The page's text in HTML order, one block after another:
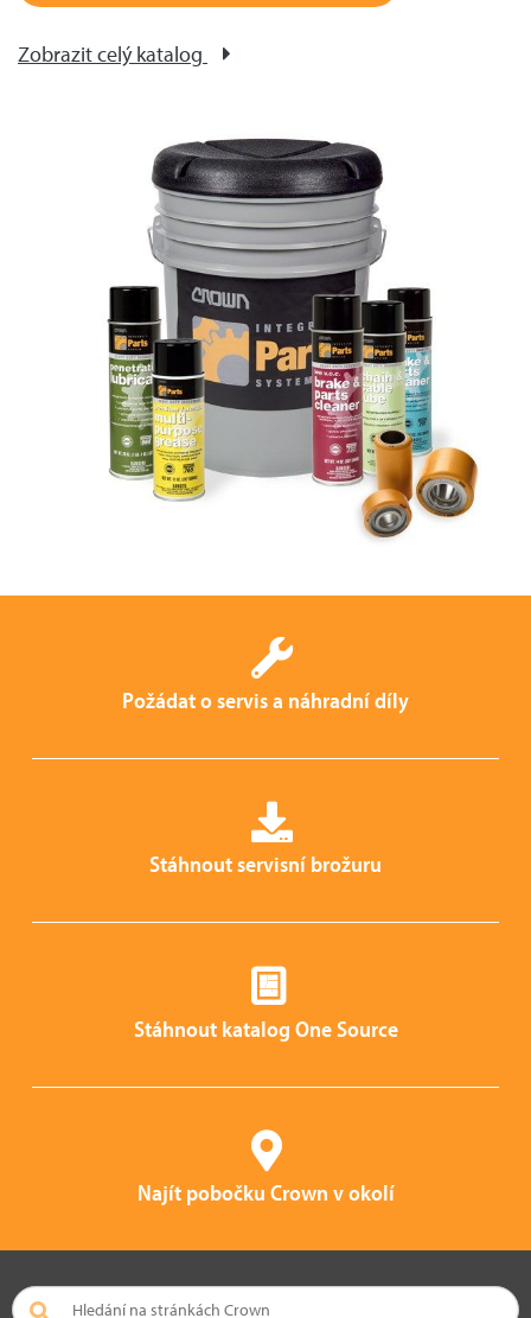
Zobrazit celý katalog
Požádat o servis a náhradní díly
Stáhnout servisní brožuru
Stáhnout katalog One Source
Najít pobočku Crown v okolí